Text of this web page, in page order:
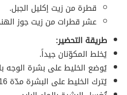
قطرة من زيت إكليل الجبل.
عشر قطرات من زيت جوز
طريقة التحضير:
يُخلط المكوّنان جيداً.
يُوضع الخليط على بشرة الوجه
يُترك الخليط على البشرة مدّة 16 دقيقة.